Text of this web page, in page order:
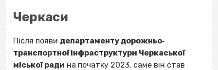
Черкаси
Після появи департаменту дорожньо‐
транспортної інфраструктури Черкаської
міської ради на початку 2023, саме він став